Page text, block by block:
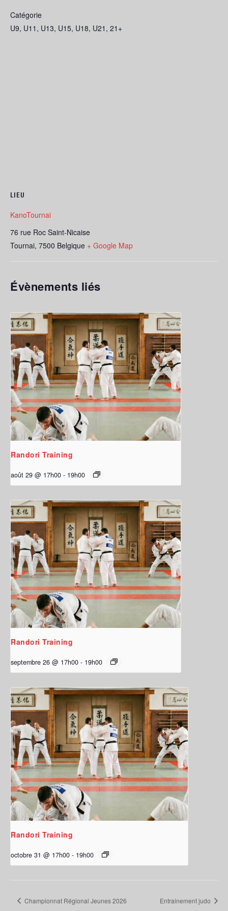
Catégorie
U9, U11, U13, U15, U18, U21, 21+
LIEU
KanoTournai
76 rue Roc Saint-Nicaise
Tournai, 7500 Belgique + Google Map
Évènements liés
Randori Training
août 29 @ 17h00 - 19h00
Randori Training
septembre 26 @ 17h00 - 19h00
Randori Training
octobre 31 @ 17h00 - 19h00
Championnat Régional Jeunes 2026 Entrainement judo